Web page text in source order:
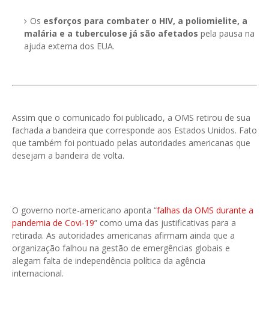
Os esforços para combater o HIV, a poliomielite, a
malária e a tuberculose já são afetados pela pausa na
ajuda externa dos EUA.
Assim que o comunicado foi publicado, a OMS retirou de sua
fachada a bandeira que corresponde aos Estados Unidos. Fato
que também foi pontuado pelas autoridades americanas que
desejam a bandeira de volta.
O governo norte-americano aponta “falhas da OMS durante a
pandemia de Covi-19” como uma das justificativas para a
retirada. As autoridades americanas afirmam ainda que a
organização falhou na gestão de emergências globais e
alegam falta de independência política da agência
internacional.